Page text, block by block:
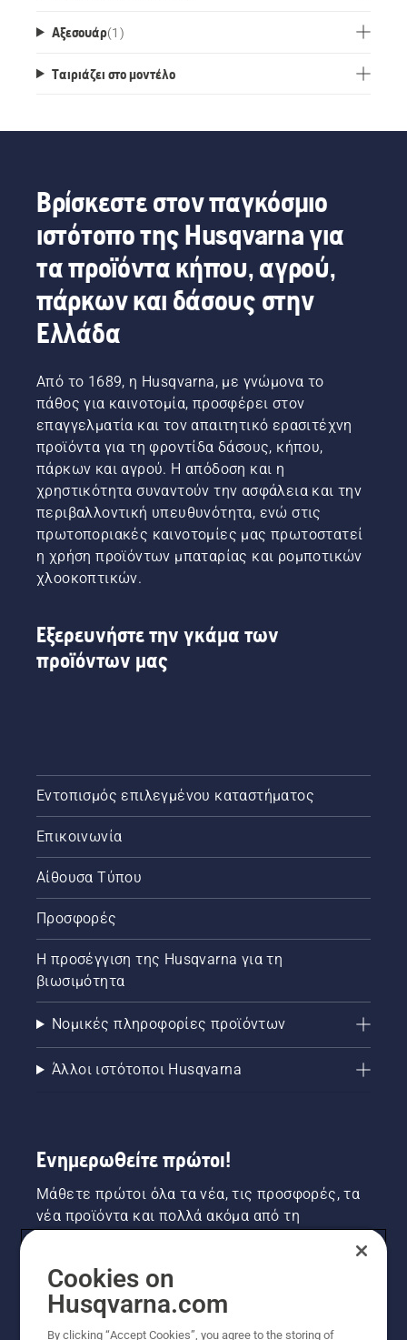
Αξεσουάρ(1 )
Ταιριάζει στο μοντέλο
Βρίσκεστε στον παγκόσμιο
ιστότοπο της Husqvarna για
τα προϊόντα κήπου, αγρού,
πάρκων και δάσους στην
Ελλάδα
Από το 1689, η Husqvarna, με γνώμονα το
πάθος για καινοτομία, προσφέρει στον
επαγγελματία και τον απαιτητικό ερασιτέχνη
προϊόντα για τη φροντίδα δάσους, κήπου,
πάρκων και αγρού. Η απόδοση και η
χρηστικότητα συναντούν την ασφάλεια και την
περιβαλλοντική υπευθυνότητα, ενώ στις
πρωτοποριακές καινοτομίες μας πρωτοστατεί
η χρήση προϊόντων μπαταρίας και ρομποτικών
χλοοκοπτικών.
Εξερευνήστε την γκάμα των
προϊόντων μας
Εντοπισμός επιλεγμένου καταστήματος
Επικοινωνία
Αίθουσα Τύπου
Προσφορές
Η προσέγγιση της Husqvarna για τη
βιωσιμότητα
Νομικές πληροφορίες προϊόντων
Άλλοι ιστότοποι Husqvarna
Ενημερωθείτε πρώτοι!
Μάθετε πρώτοι όλα τα νέα, τις προσφορές, τα
νέα προϊόντα και πολλά ακόμα από τη
ΕΓΓΡΑΦΉ ΣΤΟ ΕΝΗΜΕΡΩΤΙΚΌ ΔΕΛΤΊΟ
Cookies on
Husqvarna.com
By clicking “Accept Cookies”, you agree to the storing of